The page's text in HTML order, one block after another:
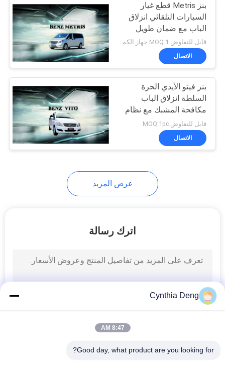
صندوق الطاقة
6
باب السيارة لينة إغلاق
التمهيد قوة السيارة
4
بنز Metris قطع غيار
السيارات التلقائي انزلاق
الباب مع ضمان طويل
قابل للتفاوض MOQ:1 جهاز الكمبيوتر
الاتصال
بنز فيتو الأيدي الحرة
السلطة انزلاق الباب
مكافحة المشبك مع نظام
ذكي
قابل للتفاوض MOQ:1pc
الاتصال
عرض المزيد
اترك رسالة
Cynthia Deng
8:47 AM
Good day, what product are you looking for?